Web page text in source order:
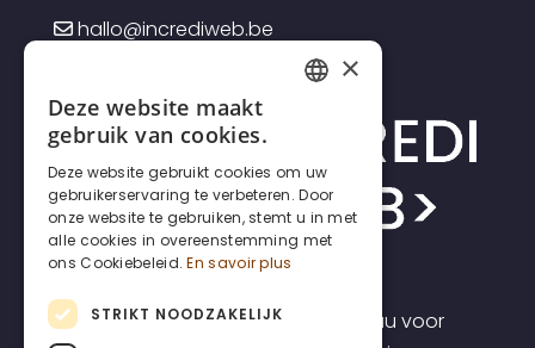
hallo@incrediweb.be
Incrediweb is een webdesign bureau voor
DUTCH
ENGLISH
×
Deze website maakt
gebruik van cookies.
Deze website gebruikt cookies om uw
gebruikerservaring te verbeteren. Door
onze website te gebruiken, stemt u in met
alle cookies in overeenstemming met
ons Cookiebeleid. En savoir plus
STRIKT NOODZAKELIJK